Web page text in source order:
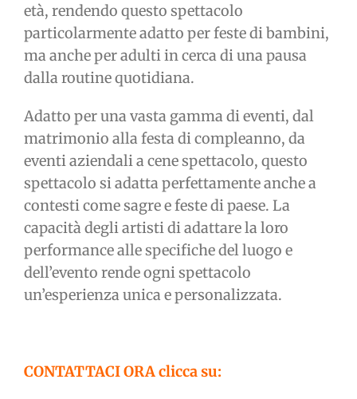
età, rendendo questo spettacolo
particolarmente adatto per feste di bambini,
ma anche per adulti in cerca di una pausa
dalla routine quotidiana.
Adatto per una vasta gamma di eventi, dal
matrimonio alla festa di compleanno, da
eventi aziendali a cene spettacolo, questo
spettacolo si adatta perfettamente anche a
contesti come sagre e feste di paese. La
capacità degli artisti di adattare la loro
performance alle specifiche del luogo e
dell’evento rende ogni spettacolo
un’esperienza unica e personalizzata.
CONTATTACI ORA clicca su: